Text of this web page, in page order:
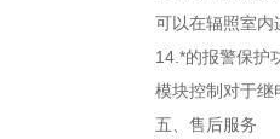
可以在辐照室内
14.*的报警保护
模块控制对于继
五、 售后服务